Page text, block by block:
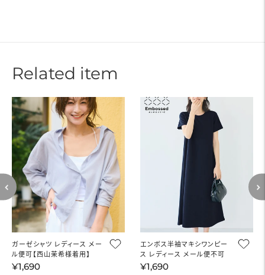
Related item
ガーゼシャツ レディース メー
ル便可【西山茉希様着用】
通
¥1,690
エンボス半袖マキシワンピー
ス レディース メール便不可
通
¥1,690